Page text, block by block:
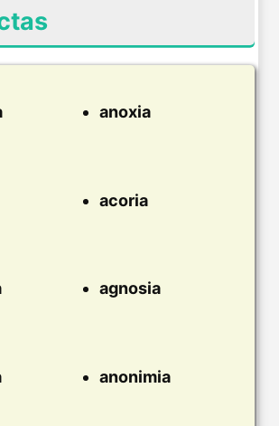
anoxia
acoria
agnosia
anonimia